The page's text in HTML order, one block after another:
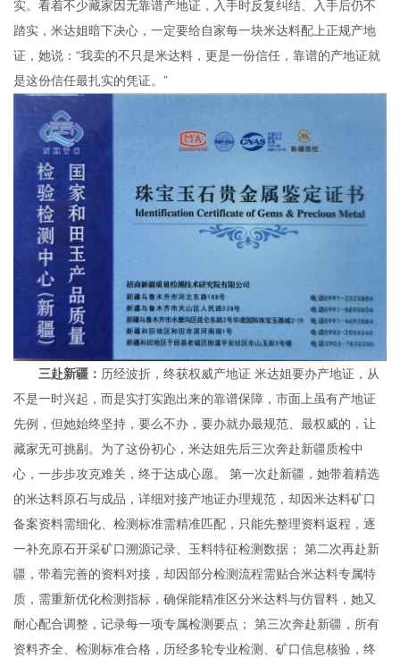
实。看着不少藏家因无靠谱产地证，入手时反复纠结、入手后仍不
踏实，米达姐暗下决心，一定要给自家每一块米达料配上正规产地
证，她说：“我卖的不只是米达料，更是一份信任，靠谱的产地证就
是这份信任最扎实的凭证。”
三赴新疆： 历经波折，终获权威产地证 米达姐要办产地证，从
不是一时兴起，而是实打实跑出来的靠谱保障，市面上虽有产地证
先例，但她始终坚持，要么不办，要办就办最规范、最权威的，让
藏家无可挑剔。为了这份初心，米达姐先后三次奔赴新疆质检中
心，一步步攻克难关，终于达成心愿。 第一次赴新疆，她带着精选
的米达料原石与成品，详细对接产地证办理规范，却因米达料矿口
备案资料需细化、检测标准需精准匹配，只能先整理资料返程，逐
一补充原石开采矿口溯源记录、玉料特征检测数据； 第二次再赴新
疆，带着完善的资料对接，却因部分检测流程需贴合米达料专属特
质，需重新优化检测指标，确保能精准区分米达料与仿冒料，她又
耐心配合调整，记录每一项专属检测要点； 第三次奔赴新疆，所有
资料齐全、检测标准合格，历经多轮专业检测、矿口信息核验，终